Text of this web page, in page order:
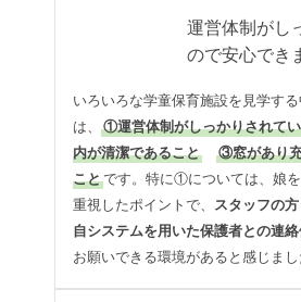
運営体制がし
ので安心でき
いろいろな学童保育施設を見学す
は、①運営体制がしっかりされて
内が清潔であること
③窓があり
ことです。特に①については、娘
重視したポイントで、 スタッフの
自システムを用いた保護者との連絡
お願いできる環境があると感じまし